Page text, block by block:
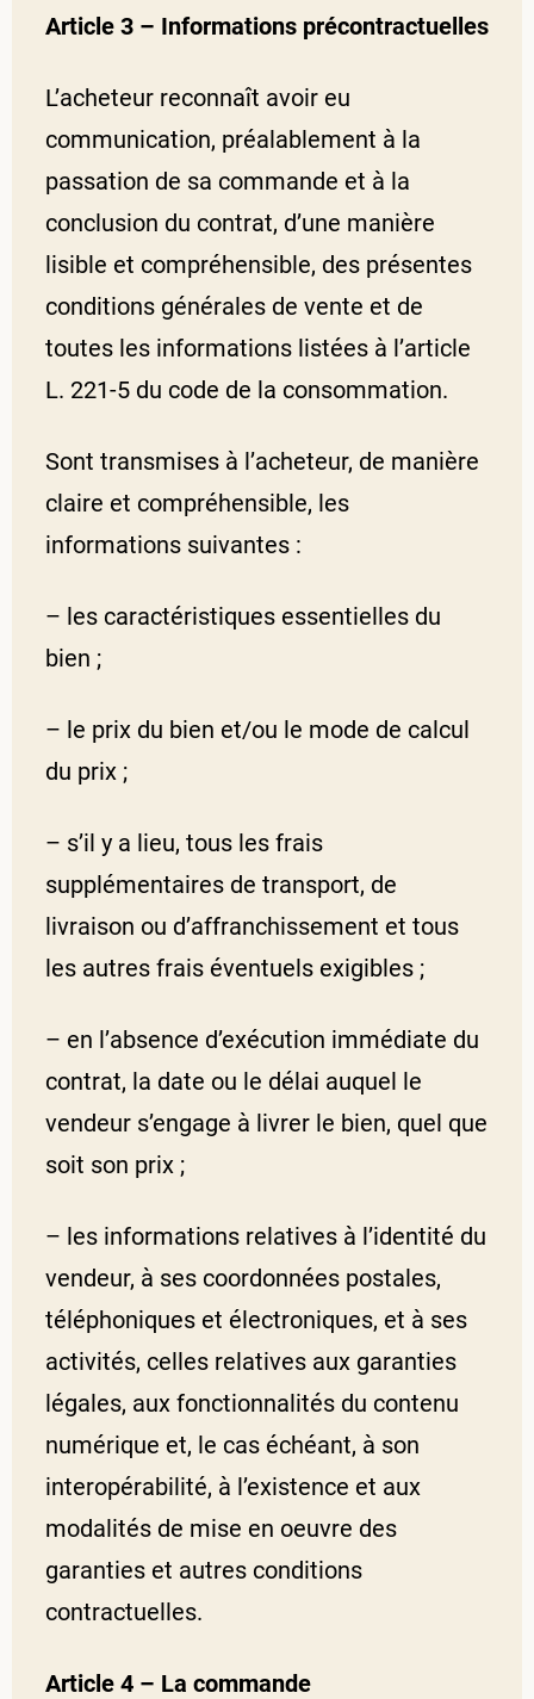
Article 3 – Informations précontractuelles
L’acheteur reconnaît avoir eu
communication, préalablement à la
passation de sa commande et à la
conclusion du contrat, d’une manière
lisible et compréhensible, des présentes
conditions générales de vente et de
toutes les informations listées à l’article
L. 221-5 du code de la consommation.
Sont transmises à l’acheteur, de manière
claire et compréhensible, les
informations suivantes :
– les caractéristiques essentielles du
bien ;
– le prix du bien et/ou le mode de calcul
du prix ;
– s’il y a lieu, tous les frais
supplémentaires de transport, de
livraison ou d’affranchissement et tous
les autres frais éventuels exigibles ;
– en l’absence d’exécution immédiate du
contrat, la date ou le délai auquel le
vendeur s’engage à livrer le bien, quel que
soit son prix ;
– les informations relatives à l’identité du
vendeur, à ses coordonnées postales,
téléphoniques et électroniques, et à ses
activités, celles relatives aux garanties
légales, aux fonctionnalités du contenu
numérique et, le cas échéant, à son
interopérabilité, à l’existence et aux
modalités de mise en oeuvre des
garanties et autres conditions
contractuelles.
Article 4 – La commande